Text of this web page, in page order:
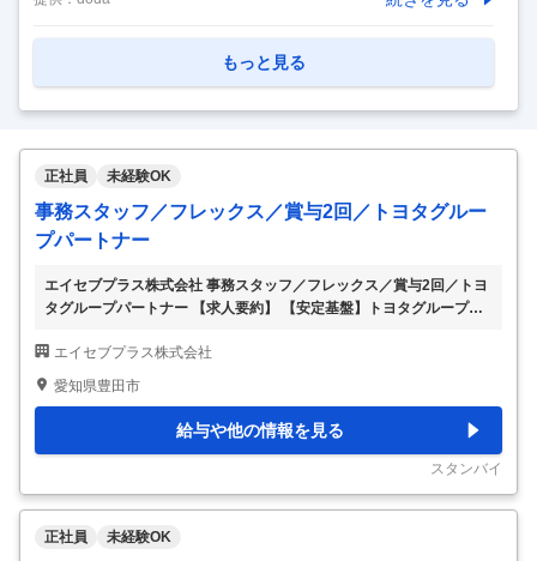
内（主にコールセンター内）のネットワーク管理 ・LAN配
す。 今後は設備の更新も予定してお…
もっと見る
正社員 未経験OK
事務スタッフ／フレックス／賞与2回／トヨタグルー
プパートナー
エイセブプラス株式会社 事務スタッフ／フレックス／賞与2回／トヨ
タグループパートナー 【求人要約】 【安定基盤】トヨタグループの
業少なめ 【長期就業◎】年間休日121日／長期休暇年3回あり トヨタ
グループのパートナーならではの環境が魅力！ フレックス×リモート
経験から事務職にチャレンジしたい」 ――そんな方にぴったりのお
仕事です。 トヨタグループのパートナー企業として、 自動車開発を
支える事務スタッフを募集します。 専門知識や特別な経験は必要あ
りません。 基本的なPC…
エイセブプラス株式会社
愛知県豊田市
給与や他の情報を見る
スタンバイ
正社員 未経験OK